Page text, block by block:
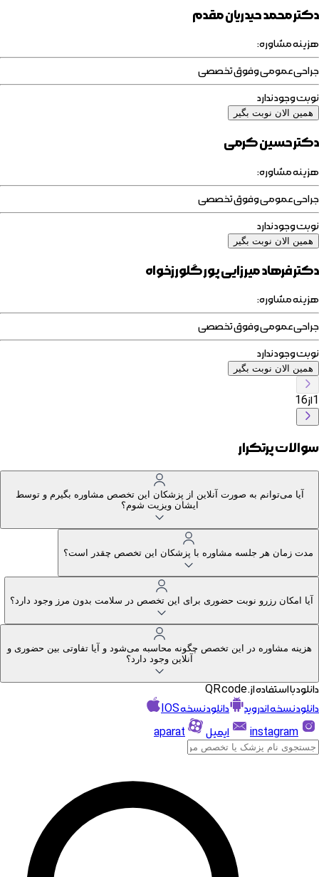
دکتر محمد حیدریان مقدم
هزینه مشاوره:
جراحی عمومی وفوق تخصصی
نوبت وجود ندارد
همین الان نوبت بگیر
دکتر حسین کرمی
هزینه مشاوره:
جراحی عمومی وفوق تخصصی
نوبت وجود ندارد
همین الان نوبت بگیر
دکتر فرهاد میرزایی پور گلورزخواه
هزینه مشاوره:
جراحی عمومی وفوق تخصصی
نوبت وجود ندارد
همین الان نوبت بگیر
1از16
سوالات پرتکرار
آیا می‌توانم به صورت آنلاین از پزشکان این تخصص مشاوره بگیرم و توسط
ایشان ویزیت شوم؟
مدت زمان هر جلسه مشاوره با پزشکان این تخصص چقدر است؟
آیا امکان رزرو نوبت حضوری برای این تخصص در سلامت بدون مرز وجود دارد؟
هزینه مشاوره در این تخصص چگونه محاسبه می‌شود و آیا تفاوتی بین حضوری و
آنلاین وجود دارد؟
دانلود با استفاده از. QR code
دانلود نسخه اندروید
دانلود نسخه IOS
instagram
ایمیل aparat